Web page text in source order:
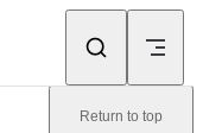
Return to top